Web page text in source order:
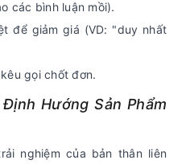
các bình luận mồi).
để giảm giá (VD: "duy nhất
gọi chốt đơn.
Hướng Sản Phẩm
nghiệm của bản thân liên